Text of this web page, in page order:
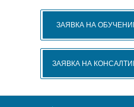
ЗАЯВКА НА
ЗАЯВКА НА